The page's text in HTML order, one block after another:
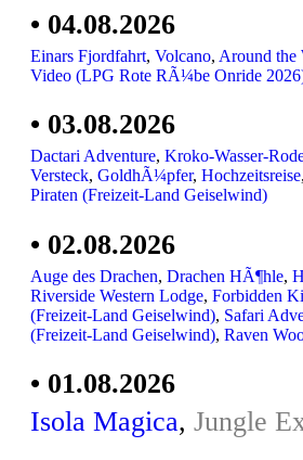
• 04.08.2026
Einars Fjordfahrt, Volcano, Around the
Video (LPG Rote RÃ¼be Onride
• 03.08.2026
Dactari Adventure, Kroko-Wasser-
Versteck, GoldhÃ¼pfer, Hochzeitsreise,
Piraten (Freizeit-Land Geiselwind)
• 02.08.2026
Auge des Drachen, Drachen HÃ¶hle,
Riverside Western Lodge, Forbidden
(Freizeit-Land Geiselwind), Safari
(Freizeit-Land Geiselwind), Raven
• 01.08.2026
Isola Magica, Jungle